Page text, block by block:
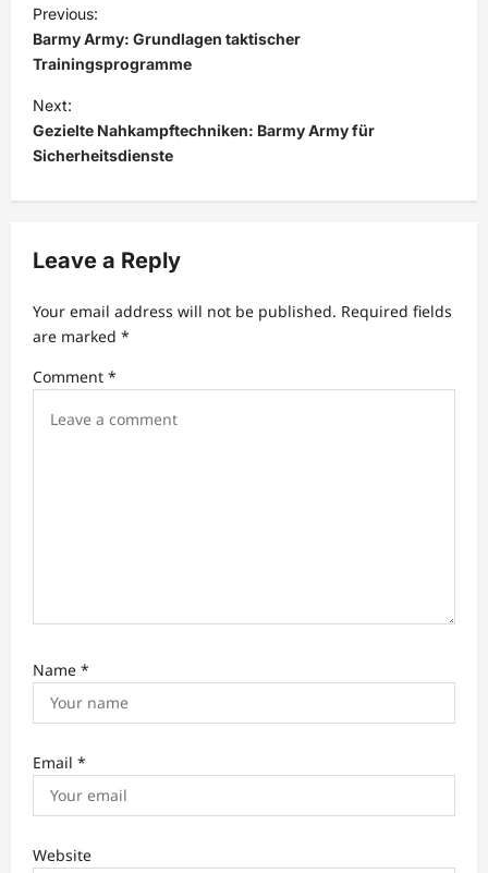
o
s
t
n
a
v
g
a
t
i
Previous:
Barmy Army: Grundlagen taktischer
Trainingsprogramme
Next:
Gezielte Nahkampftechniken: Barmy Army für
Sicherheitsdienste
Leave a Reply
Your email address will not be published. Required fields
are marked *
Comment *
Name *
Email *
Website